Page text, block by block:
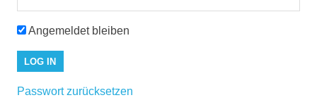
Angemeldet bleiben
Passwort zurücksetzen